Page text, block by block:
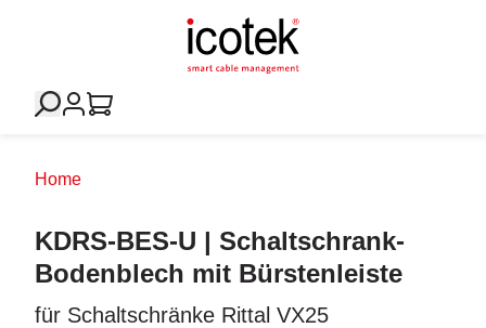
Home
KDRS-BES-U | Schaltschrank-
Bodenblech mit Bürstenleiste
für Schaltschränke Rittal VX25